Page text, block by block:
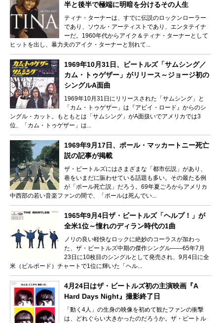
半と後半で極端に明暗を分けるその人生
ティナ・ターナーは、すでに伝説のロックンローラー
であり、ソウル・アーティストであり、エンタテイナ
ーだ。1960年代からアイク＆ティナ・ターナーとして
ヒットを出し、暴力夫のアイク・ターナーと別れて...
1969年10月31日、ビートルズ「サムシング／
カム・トゥゲザー」がリリース～ジョージ初の
シングルA面曲
1969年10月31日にリリースされた「サムシング」と
「カム・トゥゲザー」は『アビイ・ロード』からのシ
ングル・カット。もともとは「サムシング」がA面扱いでアメリカでは3
位、「カム・トゥゲザー」は...
1969年9月17日、ポール・マッカートニー死亡
説の記事が掲載
ザ・ビートルズにはさまざまな「都市伝説」があり、
巷をいまだに賑わせている話題も多い。その最たる例
が「ポール死亡説」だろう。69年夏ごろからアメリカ
中西部の若い音楽ファンの間で、「ポールは死んでい...
1965年9月4日ザ・ビートルズ「ヘルプ！」が
全米1位～憧れのディラン時代の1曲
ノリの良い軽快なロックに絶妙のコーラスが加わっ
た、ザ・ビートルズ中期の傑作シングル――65年7月
23日に10枚目のシングルとして発売され、9月4日に全
米（ビルボード）チャートで1位に輝いた「ヘル...
4月24日はザ・ビートルズ初の主演映画『A
Hard Days Night』撮影終了日
「動く4人」の生身の映像を初めて観たファンの衝撃
は、どれぐらい大きかったのだろうか。ザ・ビートル